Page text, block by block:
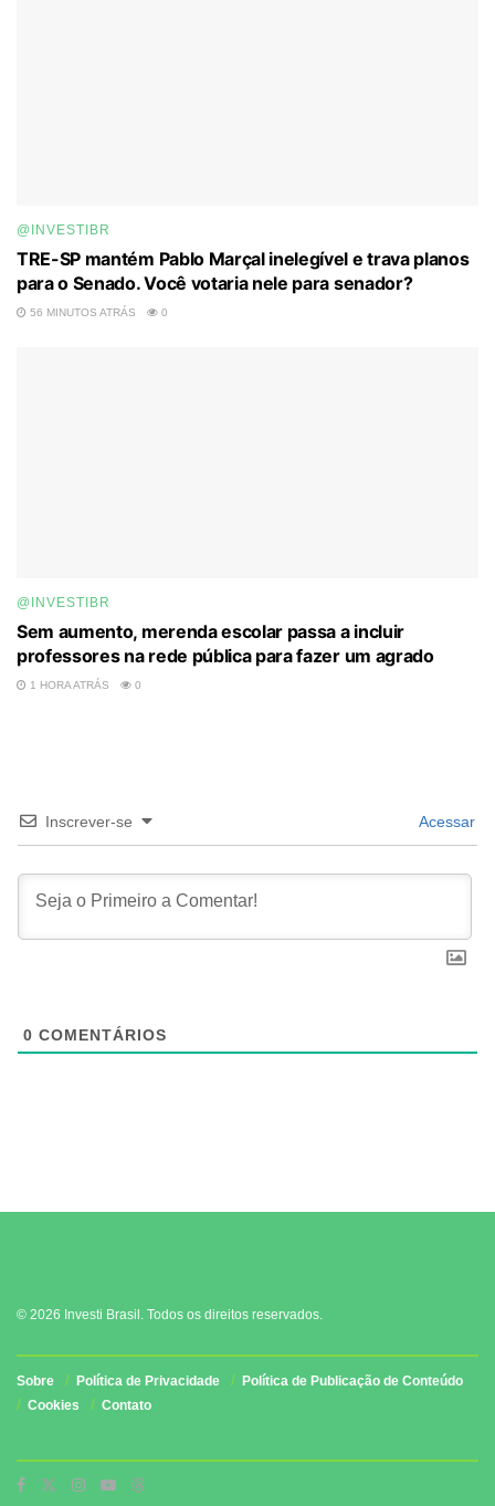
@INVESTIBR
TRE-SP mantém Pablo Marçal inelegível e trava planos
para o Senado. Você votaria nele para senador?
56 MINUTOS ATRÁS 0
@INVESTIBR
Sem aumento, merenda escolar passa a incluir
professores na rede pública para fazer um agrado
1 HORA ATRÁS 0
Inscrever-se Acessar
0 COMENTÁRIOS
© 2026 Investi Brasil. Todos os direitos reservados.
Sobre Política de Privacidade
Política de Publicação de Conteúdo
Cookies
Contato